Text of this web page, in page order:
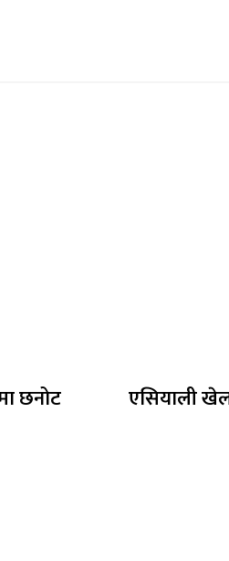
छनोट एसियाली